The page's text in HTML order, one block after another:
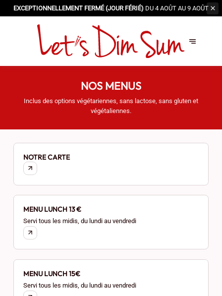
EXCEPTIONNELLEMENT FERMÉ (JOUR FÉRIÉ) DU 4 AOÛT AU 9 AOÛT
NOS MENUS
Inclus des options végétariennes, sans lactose, sans gluten et
végétaliennes.
NOTRE CARTE
MENU LUNCH 13 €
Servi tous les midis, du lundi au vendredi
MENU LUNCH 15€
Servi tous les midis, du lundi au vendredi